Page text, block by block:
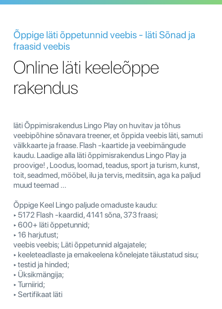
Õppige läti õppetunnid veebis - läti Sõnad ja
fraasid veebis
Online läti keeleõppe
rakendus
läti Õppimisrakendus Lingo Play on huvitav ja tõhus
veebipõhine sõnavara treener, et õppida veebis läti, samuti
välkkaarte ja fraase. Flash -kaartide ja veebimängude
kaudu. Laadige alla läti õppimisrakendus Lingo Play ja
proovige! , Loodus, loomad, teadus, sport ja turism, kunst,
toit, seadmed, mööbel, ilu ja tervis, meditsiin, aga ka paljud
muud teemad ...
Õppige Keel Lingo paljude omaduste kaudu:
‣ 5172 Flash -kaardid, 4141 sõna, 373 fraasi;
‣ 600+ läti õppetunnid;
‣ 16 harjutust;
veebis veebis; Läti õppetunnid algajatele;
‣ keeleteadlaste ja emakeelena kõnelejate täiustatud sisu;
‣ testid ja hinded;
‣ Üksikmängija;
‣ Turniirid;
‣ Sertifikaat läti